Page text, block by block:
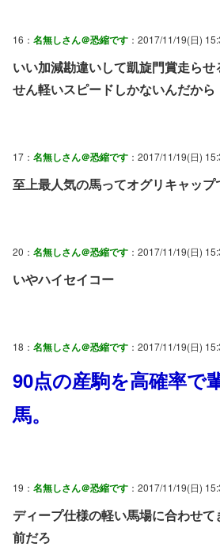
16： 名無しさん＠恐縮です ：2017/11/19(日)
いい加減勘違いして凱旋門賞走ら
せん軽いスピードしかないんだから
17： 名無しさん＠恐縮です ：2017/11/19(日)
至上最人気の馬ってオグリキャップ
20： 名無しさん＠恐縮です ：2017/11/19(日)
いやハイセイコー
18： 名無しさん＠恐縮です ：2017/11/19(日)
90点の産駒を高確率で
馬。
19： 名無しさん＠恐縮です ：2017/11/19(日)
ディープ仕様の軽い馬場に合わせ
前だろ